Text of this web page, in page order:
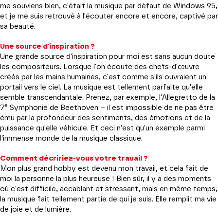
me souviens bien, c'était la musique par défaut de Windows 95,
et je me suis retrouvé à l'écouter encore et encore, captivé par
sa beauté.
Une source d'inspiration ?
Une grande source d'inspiration pour moi est sans aucun doute
les compositeurs. Lorsque l'on écoute des chefs-d'œuvre
créés par les mains humaines, c'est comme s'ils ouvraient un
portail vers le ciel. La musique est tellement parfaite qu'elle
semble transcendantale. Prenez, par exemple, l'Allegretto de la
7e Symphonie de Beethoven – il est impossible de ne pas être
ému par la profondeur des sentiments, des émotions et de la
puissance qu'elle véhicule. Et ceci n'est qu'un exemple parmi
l'immense monde de la musique classique.
Comment décririez-vous votre travail ?
Mon plus grand hobby est devenu mon travail, et cela fait de
moi la personne la plus heureuse ! Bien sûr, il y a des moments
où c'est difficile, accablant et stressant, mais en même temps,
la musique fait tellement partie de qui je suis. Elle remplit ma vie
de joie et de lumière.